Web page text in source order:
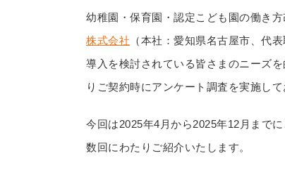
幼稚園・保育園・認定こども園の働き
株式会社 （本社：愛知県名古屋市、代
導入を検討されている皆さまのニーズ
りご契約時にアンケート調査を実施して
今回は2025年4月から2025年12月まで
数回にわたりご紹介いたします。